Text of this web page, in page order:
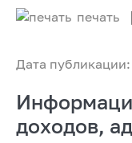
Дата
печать
доходов,